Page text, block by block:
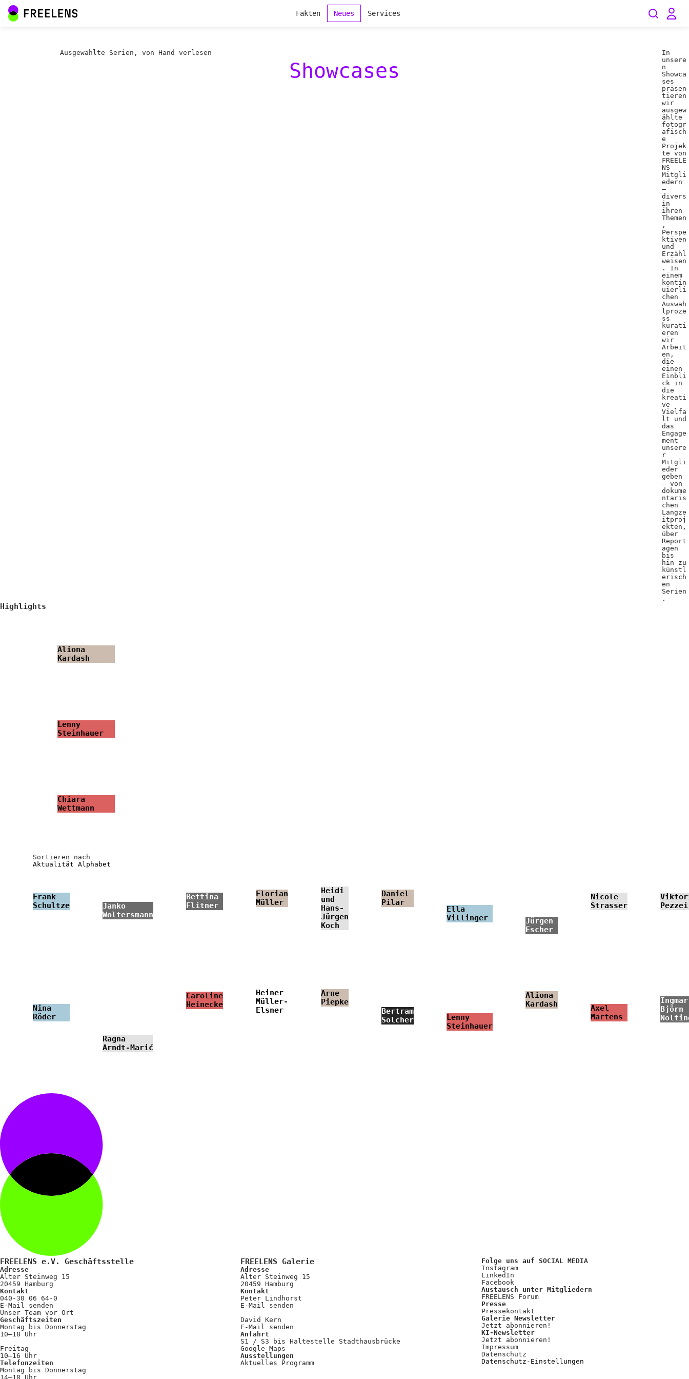
Fakten Neues Services
Ausgewählte Serien, von Hand verlesen
Showcases
In
unsere
n
Showca
ses
präsen
tieren
wir
ausgew
ählte
fotogr
afisch
e
Projek
te von
FREELE
NS
Mitgli
edern
–
divers
in
ihren
Themen
,
Perspe
ktiven
und
Erzähl
weisen
. In
einem
kontin
uierli
chen
Auswah
lproze
ss
kurati
eren
wir
Arbeit
en,
die
einen
Einbli
ck in
die
kreati
ve
Vielfa
lt und
das
Engage
ment
unsere
r
Mitgli
eder
geben
– von
dokume
ntaris
chen
Langze
itproj
ekten,
über
Report
agen
bis
hin zu
künstl
erisch
en
Serien
.
Highlights
Aliona
Kardash
Lenny
Steinhauer
Chiara
Wettmann
Sortieren nach
Aktualität Alphabet
Frank
Schultze
Janko
Woltersmann
Bettina
Flitner
Florian
Müller
Heidi
und
Hans-
Jürgen
Koch
Daniel
Pilar
Ella
Villinger
Jürgen
Escher
Nicole
Strasser
Pezzei
Nina
Röder
Ragna
Arndt-Marić
Caroline
Heinecke
Heiner
Müller-
Elsner
Arne
Piepke
Bertram
Solcher
Lenny
Steinhauer
Aliona
Kardash
Axel
Martens
Ingmar
Björn
FREELENS e.V. Geschäftsstelle
Adresse
Alter Steinweg 15
20459 Hamburg
Kontakt
040-30 06 64-0
E-Mail senden
Unser Team vor Ort
Geschäftszeiten
Montag bis Donnerstag
10–18 Uhr
Freitag
10–16 Uhr
Telefonzeiten
Montag bis Donnerstag
14–18 Uhr
FREELENS Galerie
Adresse
Alter Steinweg 15
20459 Hamburg
Kontakt
Peter Lindhorst
E-Mail senden
David Kern
E-Mail senden
Anfahrt
S1 / S3 bis Haltestelle Stadthausbrücke
Google Maps
Ausstellungen
Aktuelles Programm
Folge uns auf SOCIAL MEDIA
Instagram
LinkedIn
Facebook
Austausch unter Mitgliedern
FREELENS Forum
Presse
Pressekontakt
Galerie Newsletter
Jetzt abonnieren!
KI-Newsletter
Jetzt abonnieren!
Impressum
Datenschutz
Datenschutz-Einstellungen